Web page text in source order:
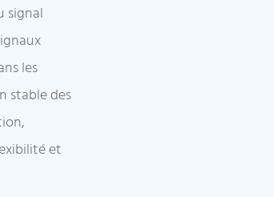
signal
les
stable des
et